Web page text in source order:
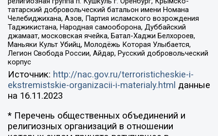
татарский добровольческий батальон имени Номана
Челебиджихана, Азов, Партия исламского возрождения
Таджикистана, Народная самооборона, Дуббайский
джамаат, московская ячейка, Батал-Хаджи Белхороев,
Маньяки Культ Убийц, Молодёжь Которая Улыбается,
Легион Свобода России, Айдар, Русский добровольческий
корпус
Источник: http://nac.gov.ru/terroristicheskie-i-
ekstremistskie-organizacii-i-materialy.html данные
на 16.11.2023
* Перечень общественных объединений и
религиозных организаций в отношении